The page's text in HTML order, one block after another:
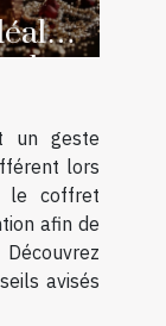
des
un geste
lors
le coffret
afin de
avisés